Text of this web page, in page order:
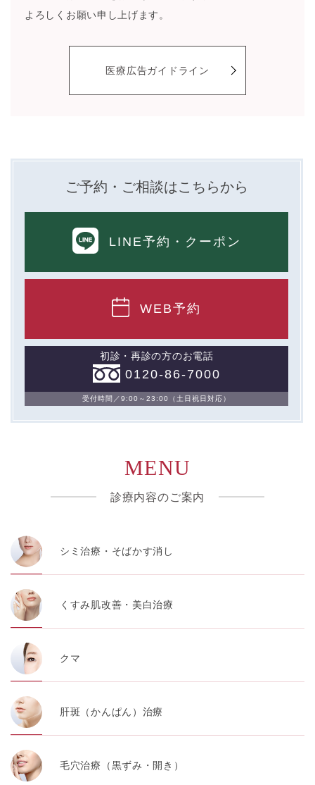
よろしくお願い申し上げます。
医療広告ガイドライン
ご予約・ご相談はこちらから
LINE予約 ・クーポン
WEB予約
初診・再診の方のお電話
0120-86-7000
受付時間／9:00～23:00（土日祝日対応）
MENU
診療内容のご案内
シミ治療・そばかす消し
くすみ肌改善・美白治療
クマ
肝斑（かんぱん）治療
毛穴治療（黒ずみ・開き）